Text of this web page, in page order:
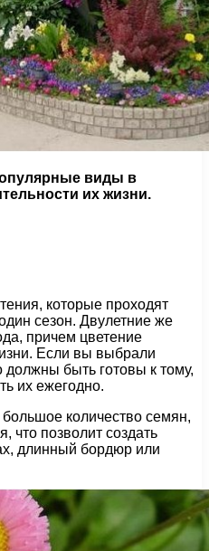
виды в
их жизни.
которые проходят
сезон. Двулетние же
причем цветение
Если вы выбрали
должны быть готовы к тому,
их ежегодно.
количество семян,
что позволит создать
длинный бордюр или